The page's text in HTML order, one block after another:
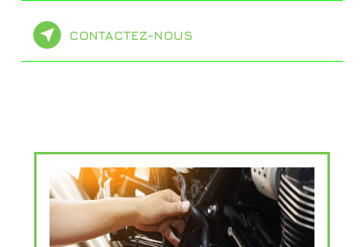
CONTACTEZ-NOUS